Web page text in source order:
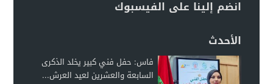
انضم إلينا على الفيسبوك
الأحدث
فاس: حفل فني كبير يخلد الذكرى
السابعة والعشرين لعيد العرش...